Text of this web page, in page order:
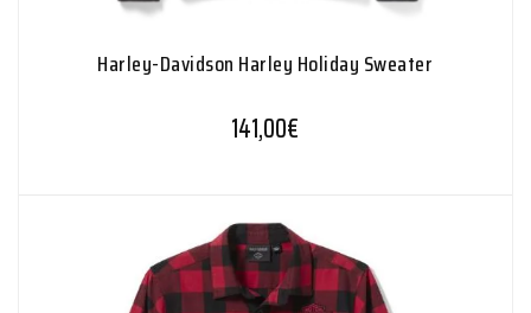
Harley-Davidson Harley Holiday Sweater
141,00€